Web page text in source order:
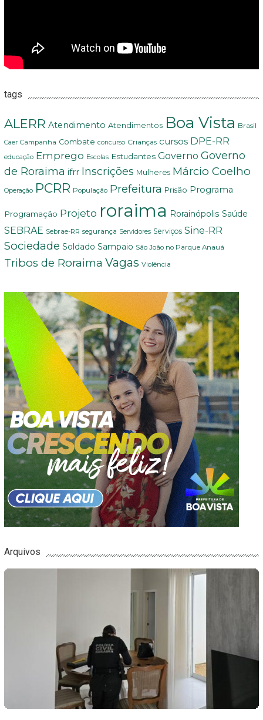
tags
ALERR Atendimento Atendimentos Boa Vista Brasil
Caer Campanha Combate concurso Crianças cursos DPE-RR
educação Emprego Escolas Estudantes Governo Governo
de Roraima ifrr Inscrições Mulheres Márcio Coelho
Operação PCRR População Prefeitura Prisão Programa
Programação Projeto roraima Rorainópolis Saúde
SEBRAE Sebrae-RR segurança Servidores Serviços Sine-RR
Sociedade Soldado Sampaio São João no Parque Anauá
Tribos de Roraima Vagas Violência
Arquivos